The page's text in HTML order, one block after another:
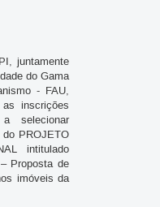
juntamente
do Gama
- FAU,
inscrições
selecionar
PROJETO
intitulado
Proposta de
imóveis da